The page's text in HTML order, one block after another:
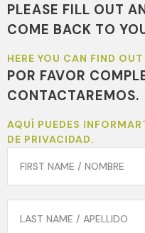
PLEASE FILL OUT
COME BACK TO
HERE YOU CAN FIND
POR FAVOR
CONTACTAREMOS.
AQUÍ PUEDES
DE PRIVACIDAD.
FIRST
NAME
LAST
NAME